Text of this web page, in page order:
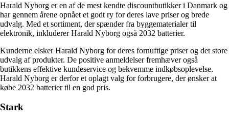
Harald Nyborg er en af de mest kendte discountbutikker i Danmark og
har gennem årene opnået et godt ry for deres lave priser og brede
udvalg. Med et sortiment, der spænder fra byggematerialer til
elektronik, inkluderer Harald Nyborg også 2032 batterier.
Kunderne elsker Harald Nyborg for deres fornuftige priser og det store
udvalg af produkter. De positive anmeldelser fremhæver også
butikkens effektive kundeservice og bekvemme indkøbsoplevelse.
Harald Nyborg er derfor et oplagt valg for forbrugere, der ønsker at
købe 2032 batterier til en god pris.
Stark